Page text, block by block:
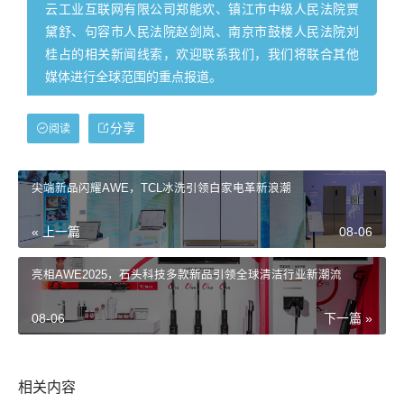
云工业互联网有限公司郑能欢、镇江市中级人民法院贾
黛舒、句容市人民法院赵剑岚、南京市鼓楼人民法院刘
桂占的相关新闻线索，欢迎联系我们，我们将联合其他
媒体进行全球范围的重点报道。
分享
阅读
尖端新品闪耀AWE，TCL冰洗引领白家电革新浪潮
« 上一篇 08-06
亮相AWE2025，石头科技多款新品引领全球清洁行业新潮流
下一篇 »
08-06
相关内容